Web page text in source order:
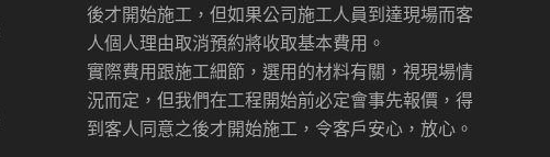
後才開始施工，但如果公司施工人員到達現場而客
人個人理由取消預約將收取基本費用。
實際費用跟施工細節，選用的材料有關，視現場情
況而定，但我們在工程開始前必定會事先報價，得
到客人同意之後才開始施工，令客戶安心，放心。